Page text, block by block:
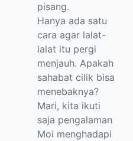
pisang.
Hanya ada satu
cara agar lalat-
lalat itu pergi
menjauh. Apakah
sahabat cilik bisa
menebaknya?
Mari, kita ikuti
saja pengalaman
Moi menghadapi